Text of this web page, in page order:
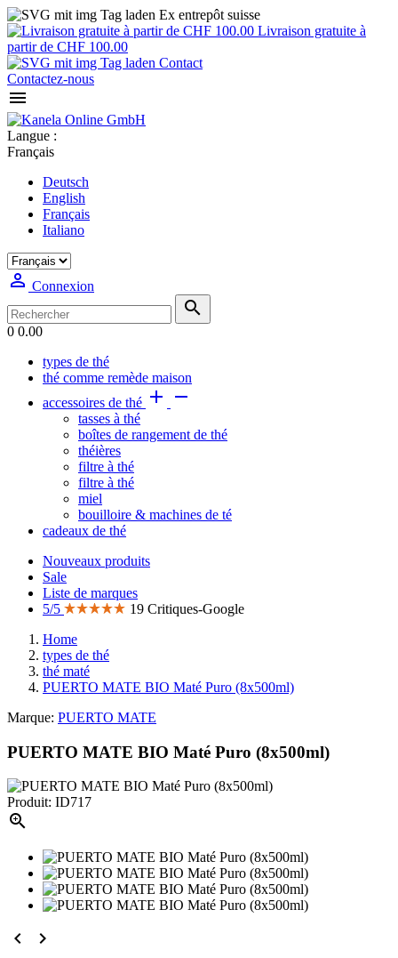
Ex entrepôt suisse
Livraison gratuite à
partir de CHF 100.00
Contact
Contactez-nous

Langue :
Français
Deutsch
English
Français
Italiano
 Connexion

0 0.00
types de thé
thé comme remède maison
accessoires de thé  
tasses à thé
boîtes de rangement de thé
théières
filtre à thé
filtre à thé
miel
bouilloire & machines de té
cadeaux de thé
Nouveaux produits
Sale
Liste de marques
5/5
19 Critiques-Google
Home
types de thé
thé maté
PUERTO MATE BIO Maté Puro (8x500ml)
Marque: PUERTO MATE
PUERTO MATE BIO Maté Puro (8x500ml)
Produit: ID717

 